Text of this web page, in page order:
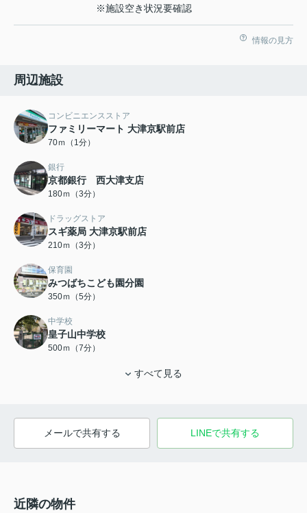
※施設空き状況要確認
情報の見方
周辺施設
コンビニエンスストア
ファミリーマート 大津京駅前店
70ｍ（1分）
銀行
京都銀行 西大津支店
180ｍ（3分）
ドラッグストア
スギ薬局 大津京駅前店
210ｍ（3分）
保育園
みつばちこども園分園
350ｍ（5分）
中学校
皇子山中学校
500ｍ（7分）
すべて見る
メールで共有する LINEで共有する
近隣の物件